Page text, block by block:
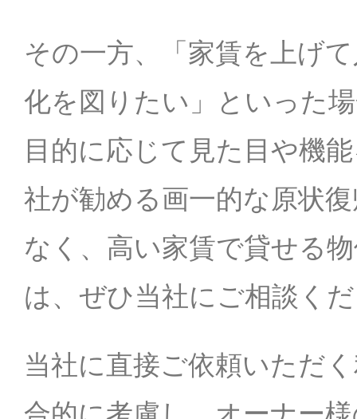
その一方、「家賃を上げ
化を図りたい」といった
目的に応じて見た目や機
社が勧める画一的な原状
なく、高い家賃で貸せる
は、ぜひ当社にご相談く
当社に直接ご依頼いただ